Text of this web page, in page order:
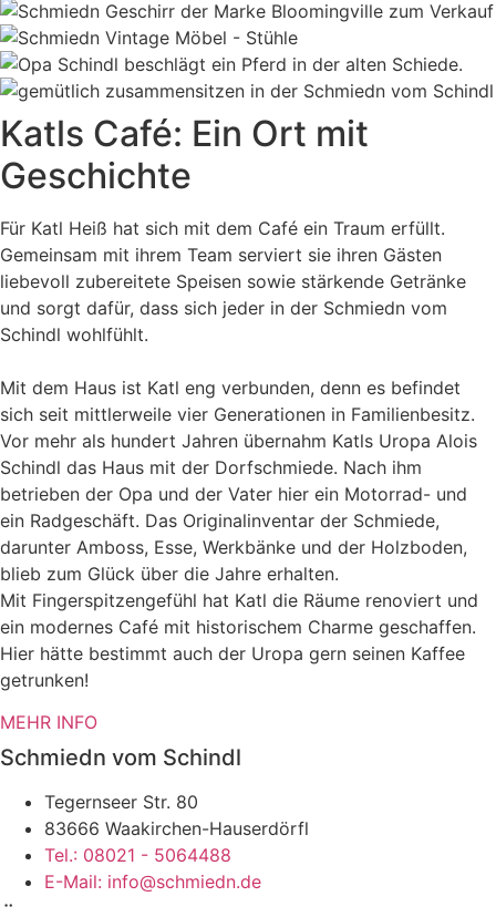
Katls Café: Ein Ort mit
Geschichte
Für Katl Heiß hat sich mit dem Café ein Traum erfüllt.
Gemeinsam mit ihrem Team serviert sie ihren Gästen
liebevoll zubereitete Speisen sowie stärkende Getränke
und sorgt dafür, dass sich jeder in der Schmiedn vom
Schindl wohlfühlt.
Mit dem Haus ist Katl eng verbunden, denn es befindet
sich seit mittlerweile vier Generationen in Familienbesitz.
Vor mehr als hundert Jahren übernahm Katls Uropa Alois
Schindl das Haus mit der Dorfschmiede. Nach ihm
betrieben der Opa und der Vater hier ein Motorrad- und
ein Radgeschäft. Das Originalinventar der Schmiede,
darunter Amboss, Esse, Werkbänke und der Holzboden,
blieb zum Glück über die Jahre erhalten.
Mit Fingerspitzengefühl hat Katl die Räume renoviert und
ein modernes Café mit historischem Charme geschaffen.
Hier hätte bestimmt auch der Uropa gern seinen Kaffee
getrunken!
MEHR INFO
Schmiedn vom Schindl
Tegernseer Str. 80
83666 Waakirchen-Hauserdörfl
Tel.: 08021 - 5064488
E-Mail: info@schmiedn.de